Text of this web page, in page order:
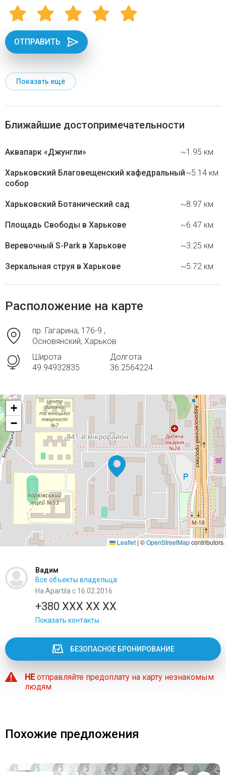
ОТПРАВИТЬ
Показать ещё
Ближайшие достопримечательности
Аквапарк «Джунгли» ~1.95 км
Харьковский Благовещенский кафедральный
собор
~5.14 км
Харьковский Ботанический сад ~8.97 км
Площадь Свободы в Харькове ~6.47 км
Веревочный S-Park в Харькове ~3.25 км
Зеркальная струя в Харькове ~5.72 км
Расположение на карте
пр. Гагарина, 176-9 ,
Основянский, Харьков
Широта
49.94932835
Долгота
36.2564224
+
−
Leaflet | ©OpenStreetMapcontributors
Вадим
Все объекты владельца
На Apartila с 16.02.2016
+380 XXX XX XX
Показать контакты
БЕЗОПАСНОЕ БРОНИРОВАНИЕ
НЕотправляйте предоплату на карту незнакомым
людям
Похожие предложения